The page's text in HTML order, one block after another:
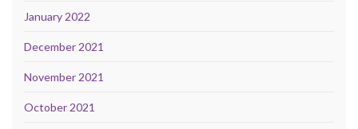
January 2022
December 2021
November 2021
October 2021